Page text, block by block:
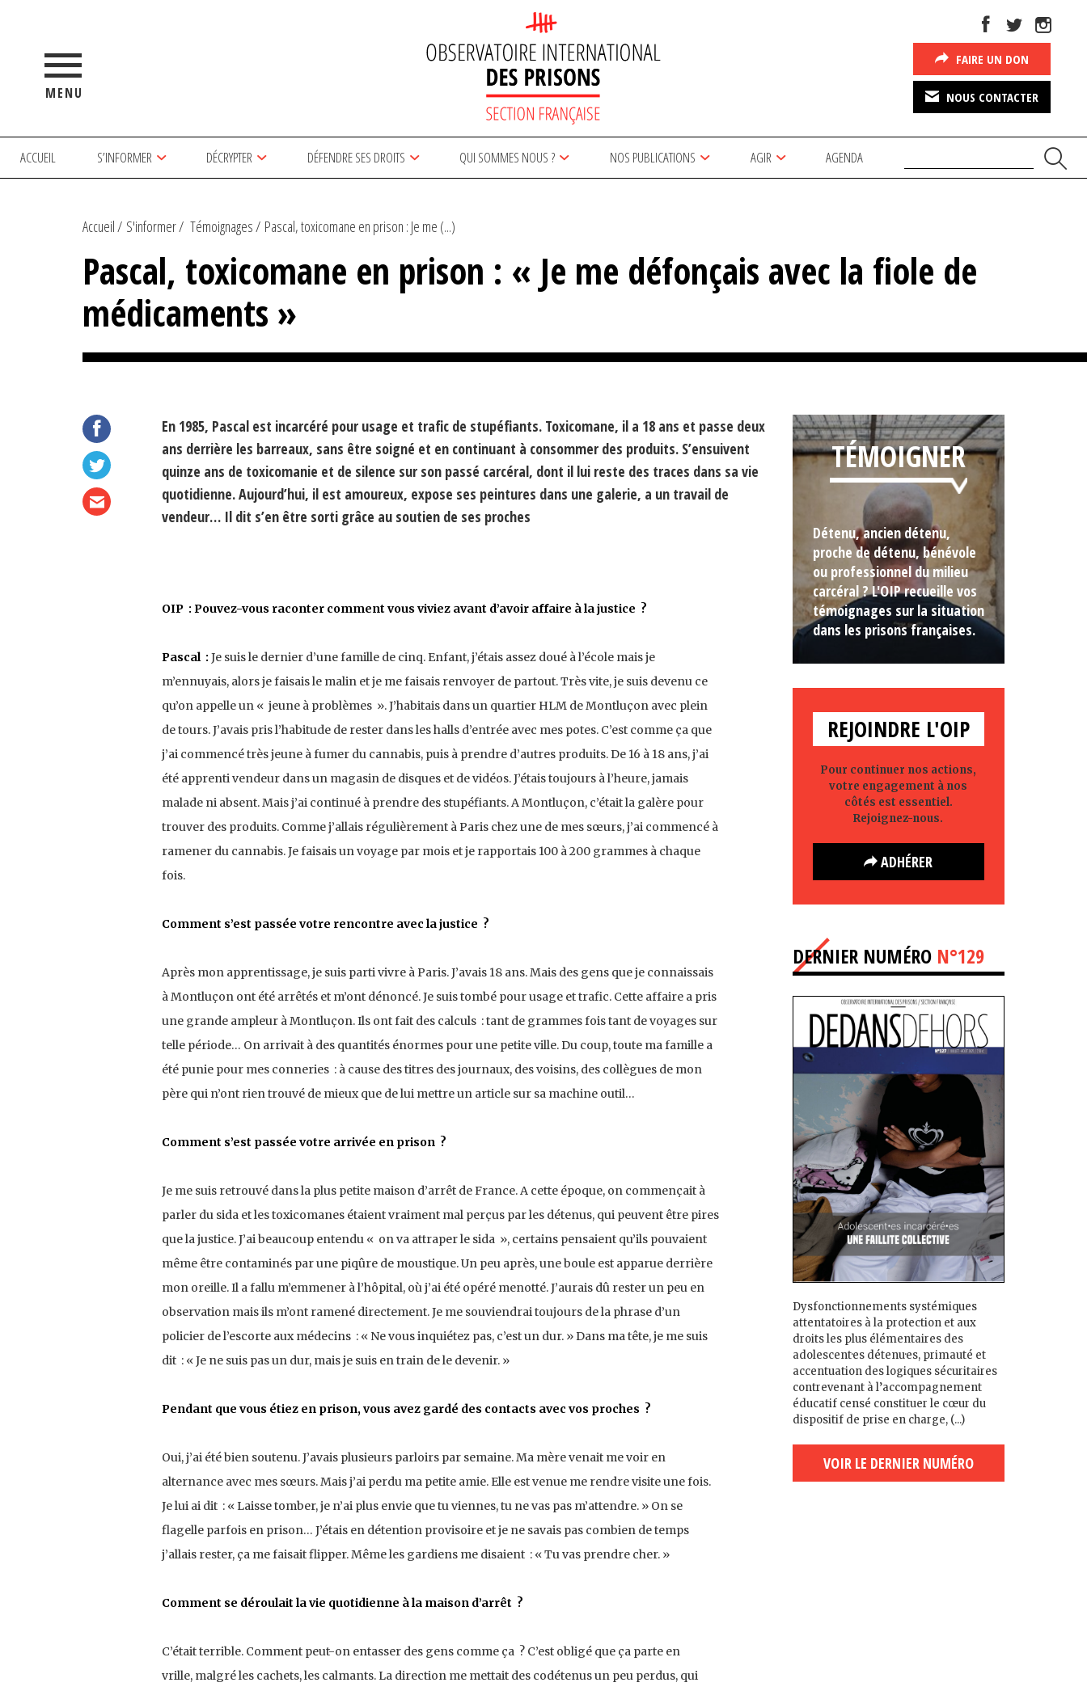
MENU
FAIRE UN DON
NOUS CONTACTER
ACCUEIL S’INFORMER DÉCRYPTER DÉFENDRE SES DROITS QUI SOMMES NOUS ? NOS PUBLICATIONS AGIR AGENDA
Accueil S'informer Témoignages Pascal, toxicomane en prison : Je me (...)
Pascal, toxicomane en prison : « Je me défonçais avec la fiole de
médicaments »
En 1985, Pascal est incarcéré pour usage et trafic de stupéfiants. Toxicomane, il a 18 ans et passe deux
ans derrière les barreaux, sans être soigné et en continuant à consommer des produits. S’ensuivent
quinze ans de toxicomanie et de silence sur son passé carcéral, dont il lui reste des traces dans sa vie
quotidienne. Aujourd’hui, il est amoureux, expose ses peintures dans une galerie, a un travail de
vendeur… Il dit s’en être sorti grâce au soutien de ses proches
OIP : Pouvez-vous raconter comment vous viviez avant d’avoir affaire à la justice ?
Pascal : Je suis le dernier d’une famille de cinq. Enfant, j’étais assez doué à l’école mais je
m’ennuyais, alors je faisais le malin et je me faisais renvoyer de partout. Très vite, je suis devenu ce
qu’on appelle un « jeune à problèmes ». J’habitais dans un quartier HLM de Montluçon avec plein
de tours. J’avais pris l’habitude de rester dans les halls d’entrée avec mes potes. C’est comme ça que
j’ai commencé très jeune à fumer du cannabis, puis à prendre d’autres produits. De 16 à 18 ans, j’ai
été apprenti vendeur dans un magasin de disques et de vidéos. J’étais toujours à l’heure, jamais
malade ni absent. Mais j’ai continué à prendre des stupéfiants. A Montluçon, c’était la galère pour
trouver des produits. Comme j’allais régulièrement à Paris chez une de mes sœurs, j’ai commencé à
ramener du cannabis. Je faisais un voyage par mois et je rapportais 100 à 200 grammes à chaque
fois.
Comment s’est passée votre rencontre avec la justice ?
Après mon apprentissage, je suis parti vivre à Paris. J’avais 18 ans. Mais des gens que je connaissais
à Montluçon ont été arrêtés et m’ont dénoncé. Je suis tombé pour usage et trafic. Cette affaire a pris
une grande ampleur à Montluçon. Ils ont fait des calculs : tant de grammes fois tant de voyages sur
telle période… On arrivait à des quantités énormes pour une petite ville. Du coup, toute ma famille a
été punie pour mes conneries : à cause des titres des journaux, des voisins, des collègues de mon
père qui n’ont rien trouvé de mieux que de lui mettre un article sur sa machine outil…
Comment s’est passée votre arrivée en prison ?
Je me suis retrouvé dans la plus petite maison d’arrêt de France. A cette époque, on commençait à
parler du sida et les toxicomanes étaient vraiment mal perçus par les détenus, qui peuvent être pires
que la justice. J’ai beaucoup entendu « on va attraper le sida », certains pensaient qu’ils pouvaient
même être contaminés par une piqûre de moustique. Un peu après, une boule est apparue derrière
mon oreille. Il a fallu m’emmener à l’hôpital, où j’ai été opéré menotté. J’aurais dû rester un peu en
observation mais ils m’ont ramené directement. Je me souviendrai toujours de la phrase d’un
policier de l’escorte aux médecins : « Ne vous inquiétez pas, c’est un dur. » Dans ma tête, je me suis
dit : « Je ne suis pas un dur, mais je suis en train de le devenir. »
Pendant que vous étiez en prison, vous avez gardé des contacts avec vos proches ?
Oui, j’ai été bien soutenu. J’avais plusieurs parloirs par semaine. Ma mère venait me voir en
alternance avec mes sœurs. Mais j’ai perdu ma petite amie. Elle est venue me rendre visite une fois.
Je lui ai dit : « Laisse tomber, je n’ai plus envie que tu viennes, tu ne vas pas m’attendre. » On se
flagelle parfois en prison… J’étais en détention provisoire et je ne savais pas combien de temps
j’allais rester, ça me faisait flipper. Même les gardiens me disaient : « Tu vas prendre cher. »
Comment se déroulait la vie quotidienne à la maison d’arrêt ?
C’était terrible. Comment peut-on entasser des gens comme ça ? C’est obligé que ça parte en
vrille, malgré les cachets, les calmants. La direction me mettait des codétenus un peu perdus, qui
TÉMOIGNER
Détenu, ancien détenu,
proche de détenu, bénévole
ou professionnel du milieu
carcéral ? L'OIP recueille vos
témoignages sur la situation
dans les prisons françaises.
REJOINDRE L'OIP
Pour continuer nos actions,
votre engagement à nos
côtés est essentiel.
Rejoignez-nous.
ADHÉRER
DERNIER NUMÉRO N°129
Dysfonctionnements systémiques
attentatoires à la protection et aux
droits les plus élémentaires des
adolescent·es détenu·es, primauté et
accentuation des logiques sécuritaires
contrevenant à l’accompagnement
éducatif censé constituer le cœur du
dispositif de prise en charge, (...)
VOIR LE DERNIER NUMÉRO